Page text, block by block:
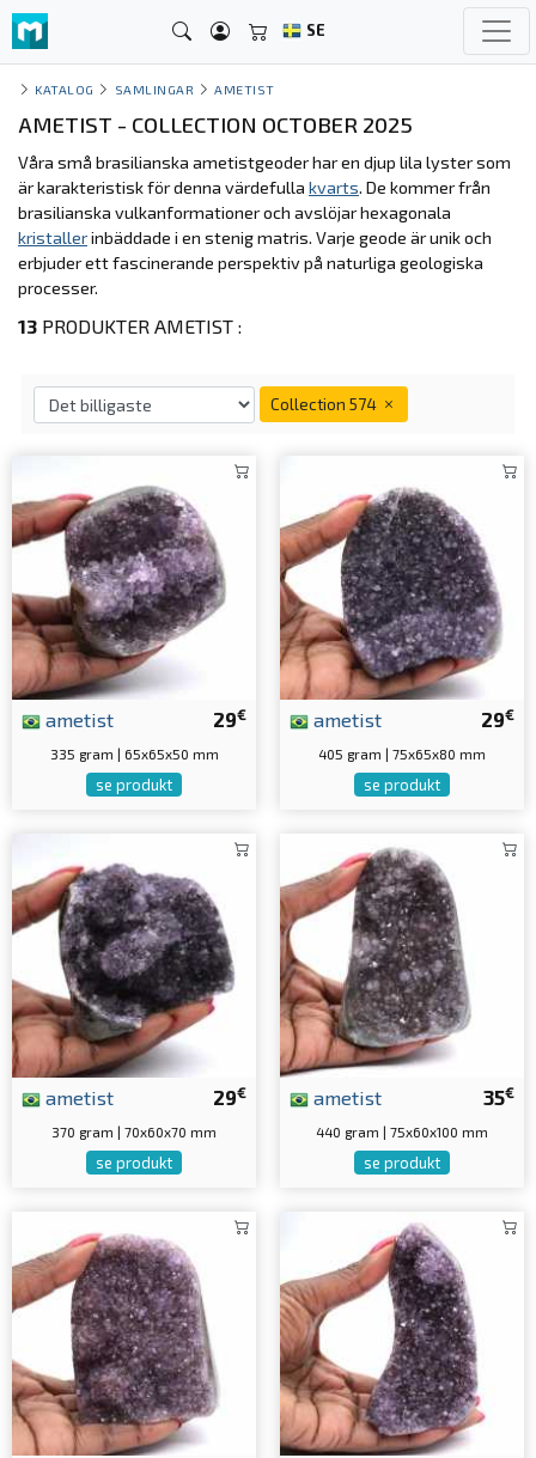
SE
KATALOG SAMLINGAR AMETIST
AMETIST - COLLECTION OCTOBER 2025
Våra små brasilianska ametistgeoder har en djup lila lyster som
är karakteristisk för denna värdefulla kvarts. De kommer från
brasilianska vulkanformationer och avslöjar hexagonala
kristallerinbäddade i en stenig matris. Varje geode är unik och
erbjuder ett fascinerande perspektiv på naturliga geologiska
processer.
13 PRODUKTER AMETIST :
Collection 574
29€
ametist
335 gram | 65x65x50 mm
se produkt
29€
ametist
405 gram | 75x65x80 mm
se produkt
29€
ametist
370 gram | 70x60x70 mm
se produkt
35€
ametist
440 gram | 75x60x100 mm
se produkt